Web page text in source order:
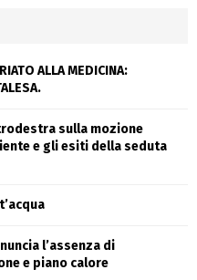
ALLA MEDICINA:
sulla mozione
e gli esiti della seduta
l’assenza di
e piano calore